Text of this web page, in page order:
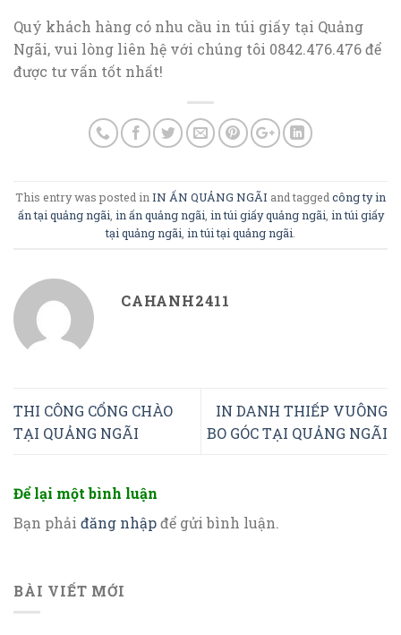
Quý khách hàng có nhu cầu in túi giấy tại Quảng
Ngãi, vui lòng liên hệ với chúng tôi 0842.476.476 để
được tư vấn tốt nhất!
This entry was posted in IN ẤN QUẢNG NGÃI and tagged công ty in
ấn tại quảng ngãi in ấn quảng ngãi in túi giấy quảng ngãi in túi giấy
tại quảng ngãi in túi tại quảng ngãi
CAHANH2411
THI CÔNG CỔNG CHÀO
TẠI QUẢNG NGÃI
IN DANH THIẾP VUÔNG
BO GÓC TẠI QUẢNG NGÃI
Để lại một bình luận
Bạn phải đăng nhậpđể gửi bình luận.
BÀI VIẾT MỚI